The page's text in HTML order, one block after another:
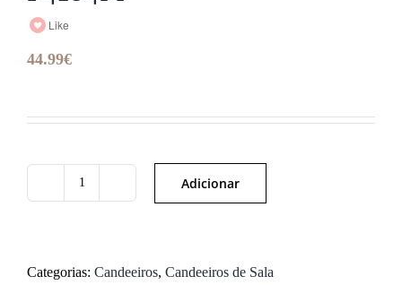
Like
44.99€
Adicionar
Categorias: Candeeiros, Candeeiros de Sala